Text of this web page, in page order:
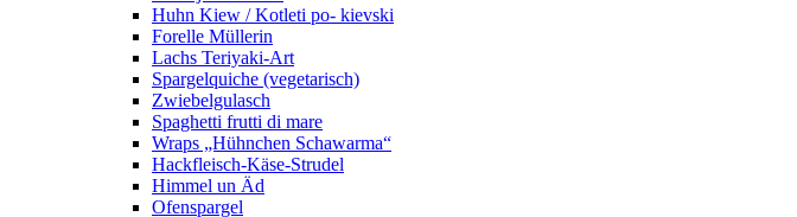
Huhn Kiew / Kotleti po- kievski
Forelle Müllerin
Lachs Teriyaki-Art
Spargelquiche (vegetarisch)
Zwiebelgulasch
Spaghetti frutti di mare
Wraps „Hühnchen Schawarma“
Hackfleisch-Käse-Strudel
Himmel un Äd
Ofenspargel